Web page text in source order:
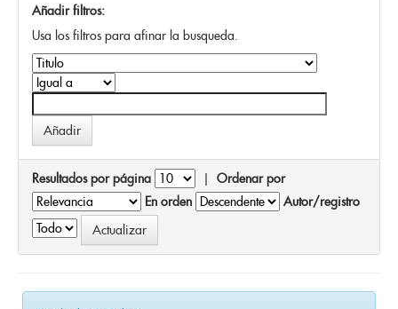
Añadir filtros:
Usa los filtros para afinar la busqueda.
Resultados por página | Ordenar por
En orden
Autor/registro